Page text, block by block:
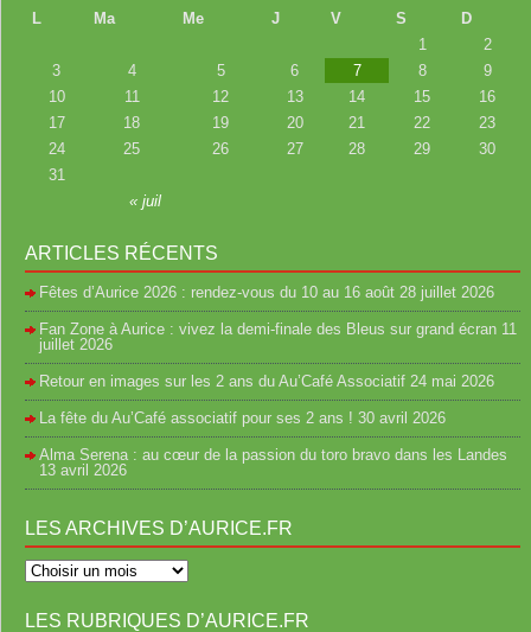
L
Ma Me J V S D
« juil
1
2
3
4 5 6 7 8
9
10
11 12 13 14 15
16
17
18 19 20 21 22
23
24
25 26 27 28 29
30
31
ARTICLES RÉCENTS
Fêtes d’Aurice 2026 : rendez-vous du 10 au 16 août 28 juillet 2026
Fan Zone à Aurice : vivez la demi-finale des Bleus sur grand écran 11
juillet 2026
Retour en images sur les 2 ans du Au’Café Associatif 24 mai 2026
La fête du Au’Café associatif pour ses 2 ans ! 30 avril 2026
Alma Serena : au cœur de la passion du toro bravo dans les Landes
13 avril 2026
LES ARCHIVES D’AURICE.FR
LES RUBRIQUES D’AURICE.FR